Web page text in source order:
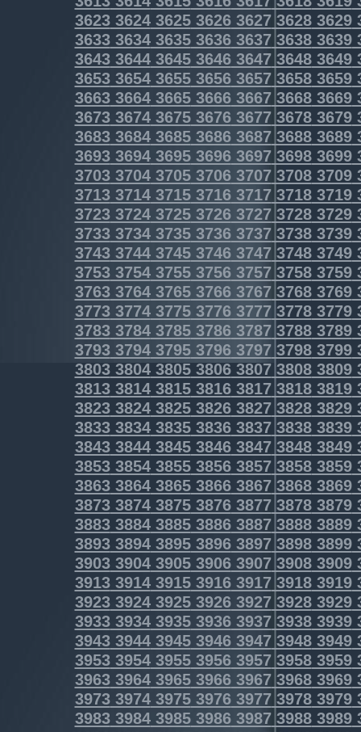
3623362436253626362736283629
3633363436353636363736383639
3643364436453646364736483649
3653365436553656365736583659
3663366436653666366736683669
3673367436753676367736783679
3683368436853686368736883689
3693369436953696369736983699
3703370437053706370737083709
37133714371537163717 37183719
37233724372537263727 37283729
37333734373537363737 37383739
37433744374537463747 37483749
3753375437553756375737583759
37633764376537663767 37683769
37733774377537763777 37783779
37833784378537863787 37883789
37933794379537963797 37983799
3803380438053806380738083809
3813381438153816381738183819
3823382438253826382738283829
3833383438353836383738383839
3843384438453846384738483849
3853385438553856385738583859
3863386438653866386738683869
3873387438753876387738783879
3883388438853886388738883889
3893389438953896389738983899
3903390439053906390739083909
3913391439153916391739183919
3923392439253926392739283929
3933393439353936393739383939
3943394439453946394739483949
3953395439553956395739583959
3963396439653966396739683969
3973397439753976397739783979
3983398439853986398739883989